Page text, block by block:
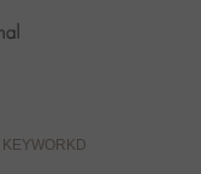
KEYWORKD